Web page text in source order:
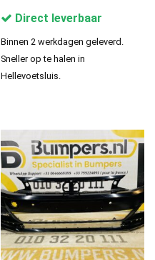
Direct leverbaar
Binnen 2 werkdagen geleverd.
Sneller op te halen in
Hellevoetsluis.